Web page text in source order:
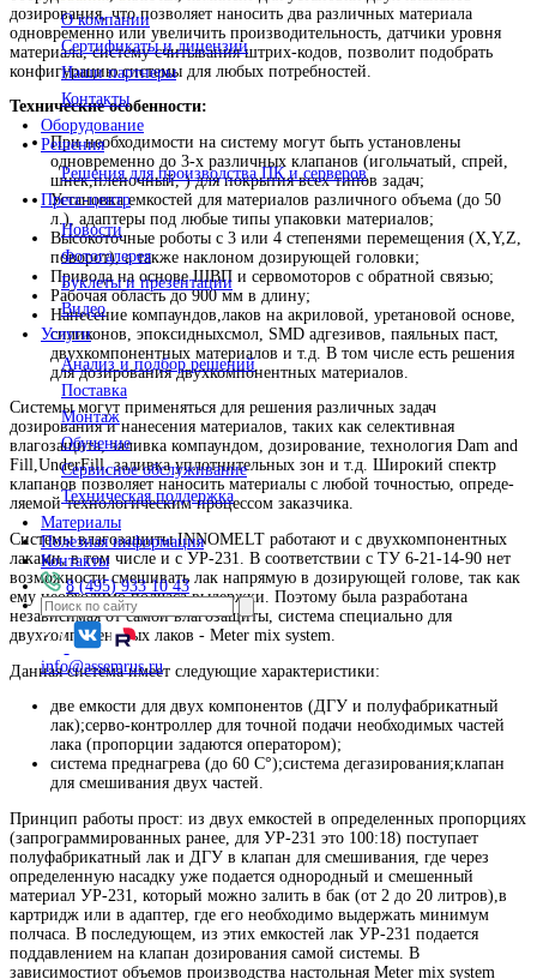
8 (495) 933 10 43
О компании
О компании
Сертификаты и лицензии
Наши партнеры
Контакты
Оборудование
▼
Решения
Решения для производства ПК и серверов
Пресс-центр
Новости
Фотогалерея
Буклеты и презентации
Видео
Услуги
Анализ и подбор решений
Поставка
Монтаж
Обучение
Сервисное обслуживание
Материалы
Полезная информация
Контакты
8 (495) 933 10 43
CF-440LC
Системы селективного нанесения поставляются с
ПОPathCoat, позволяющим создавать программы нанесения
материалов в режиме офлайн. По CoatvisionPro позволяет
оптическую инспекцию нанесённого слоя. CoatvisionTech
программировать систему и писать программы в онлайн
помощью верхней CCD камеры. ПО CoatConrol необходимо
управления системой. Широкий спектр дополнительного
оборудования, включая, комплект для установки двух
дозирования, что позволяет наносить два различных
одновременно или увеличить производительность, датчики
материала, систему считывания штрих-кодов, позволит
конфигурацию системы для любых потребностей.
Технические особенности:
При необходимости на систему могут быть
одновременно до 3-х различных клапанов
шнек,пленочный, ) для покрытия всех типов задач;
Установка емкостей для материалов различного
л.), адаптеры под любые типы упаковки материалов;
Высокоточные роботы с 3 или 4 степенями
поворот), а также наклоном дозирующей головки;
Привода на основе ШВП и сервомоторов с обратной
Рабочая область до 900 мм в длину;
Нанесение компаундов,лаков на акриловой,
силиконов, эпоксидныхсмол, SMD адгезивов,
двухкомпонентных материалов и т.д. В том числе есть
для дозирования двухкомпонентных материалов.
Системы могут применяться для решения различных задач
дозирования и нанесения материалов, таких как селективная
влагозащита, заливка компаундом, дозирование,
Fill,UnderFill, заливка уплотнительных зон и т.д. Широкий
клапанов позволяет наносить материалы с любой
ляемой технологическим процессом заказчика.
Системы влагозащиты INNOMELT работают и с
лаками, в том числе и с УР-231. В соответствии с ТУ 6-21-
возможности смешивать лак напрямую в дозирующей
ему необходимо полчаса выдержки. Поэтому была
независимая от самой влагозащиты, система специально для
двухкомпонентных лаков - Meter mix system.